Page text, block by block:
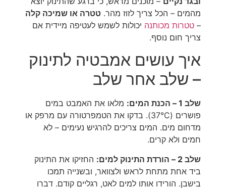
מהמים – הכל צריך לזוז מהר. טטרה או שמיכה קלה
– טטרות מכותנה יכולות לשמש לעטיפה מיידית אם
צריך חום נוסף.
איך עושים אמבטיה לתינוק
– שלב אחר שלב
שלב 1 – הכנת המים:
מלאו את האמבט במים
פושרים (37°C). בדקו את הטמפרטורה עם מרפק או
מדחום מים. המים צריכים להרגיש נעימים – לא
חמים ולא קרים.
שלב 2 – הורדת התינוק למים:
החזיקו את התינוק
ביד אחת מתחת לראש ולצוואר, ובשנייה תמכו
בישבן. הורידו אותו למים לאט, רגליים קודם. דברו